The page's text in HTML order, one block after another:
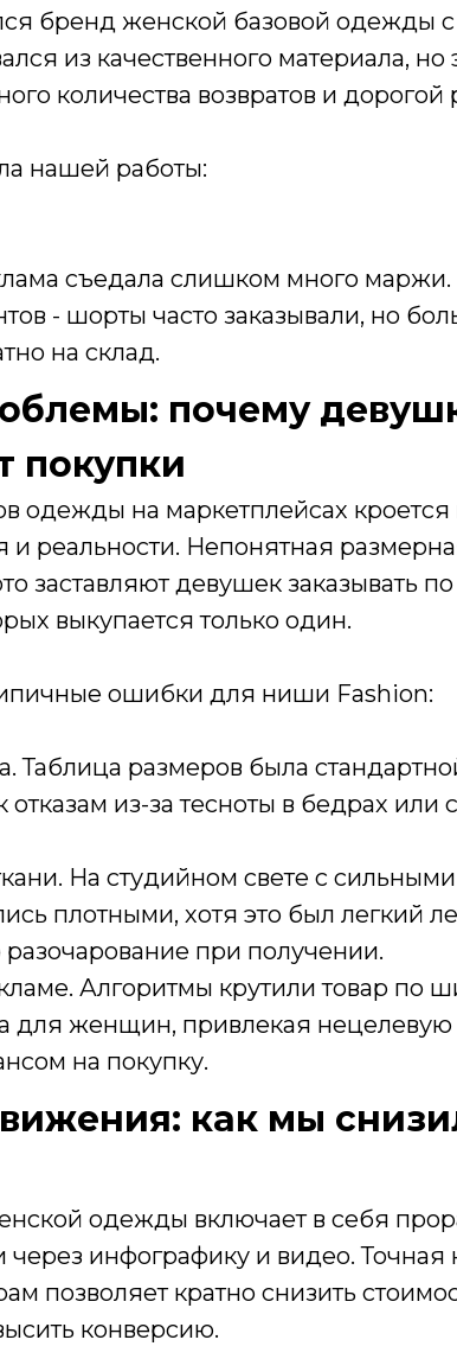
бренд женской базовой одежды
из качественного материала, но
количества возвратов и дорогой
нашей работы:
съедала слишком много маржи.
- шорты часто заказывали, но
на склад.
почему
покупки
одежды на маркетплейсах кроется
и реальности. Непонятная
заставляют девушек заказывать по
выкупается только один.
ошибки для ниши Fashion:
Таблица размеров была
отказам из-за тесноты в бедрах или
На студийном свете с сильными
плотными, хотя это был легкий
разочарование при получении.
Алгоритмы крутили товар по
для женщин, привлекая нецелевую
на покупку.
как мы
одежды включает в себя
инфографику и видео. Точная
позволяет кратно снизить
конверсию.